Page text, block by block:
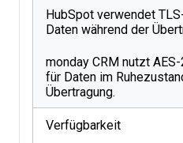
HubSpot verwendet
Daten während der
monday CRM nutzt
für Daten im
Übertragung.
Verfügbarkeit